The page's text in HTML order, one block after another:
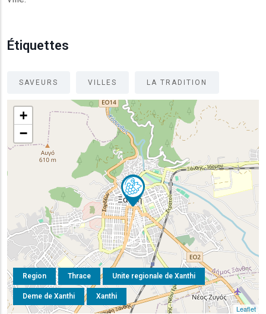
Étiquettes
SAVEURS VILLES LA TRADITION
Region Thrace Unite regionale de Xanthi
Deme de Xanthi Xanthi
+
−
Leaflet